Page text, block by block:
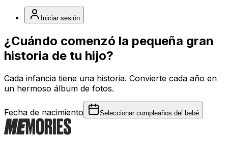
Iniciar sesión
¿Cuándo comenzó la pequeña gran
historia de tu hijo?
Cada infancia tiene una historia. Convierte cada año en
un hermoso álbum de fotos.
Fecha de nacimiento Seleccionar cumpleaños del bebé